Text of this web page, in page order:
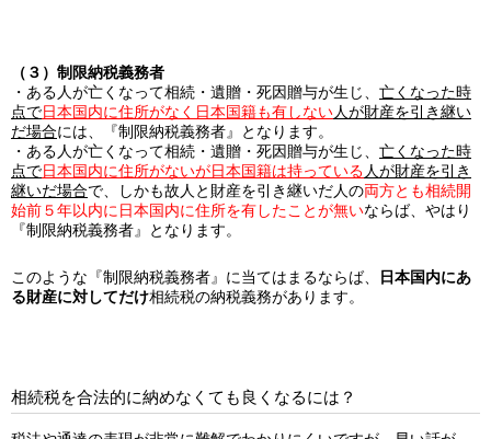
（３）制限納税義務者
・ある人が亡くなって相続・遺贈・死因贈与が生じ、 亡くなった時
点で 日本国内に住所がなく日本国籍も有しない人が財産を引き継い
だ場合には、『制限納税義務者』となります。
・ある人が亡くなって相続・遺贈・死因贈与が生じ、 亡くなった時
点で 日本国内に住所がないが日本国籍は持っている 人が財産を引き
継いだ場合で、しかも故人と財産を引き継いだ人の両方とも相続開
始前５年以内に日本国内に住所を有したことが無いならば、やはり
『制限納税義務者』となります。
このような『制限納税義務者』に当てはまるならば、
日本国内にあ
る財産に対してだけ相続税の納税義務があります。
相続税を合法的に納めなくても良くなるには？